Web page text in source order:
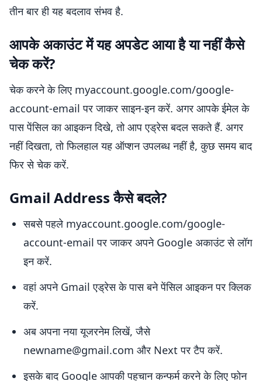
तीन बार ही यह बदलाव संभव है.
आपके अकाउंट में यह अपडेट आया है या नहीं कैसे
चेक करें?
चेक करने के लिए myaccount.google.com/google-
account-email पर जाकर साइन-इन करें. अगर आपके ईमेल के
पास पेंसिल का आइकन दिखे, तो आप एड्रेस बदल सकते हैं. अगर
नहीं दिखता, तो फिलहाल यह ऑप्शन उपलब्ध नहीं है, कुछ समय बाद
फिर से चेक करें.
Gmail Address कैसे बदले?
सबसे पहले myaccount.google.com/google-
account-email पर जाकर अपने Google अकाउंट से लॉग
इन करें.
वहां अपने Gmail एड्रेस के पास बने पेंसिल आइकन पर क्लिक
करें.
अब अपना नया यूजरनेम लिखें, जैसे
newname@gmail.com और Next पर टैप करें.
इसके बाद Google आपकी पहचान कन्फर्म करने के लिए फोन